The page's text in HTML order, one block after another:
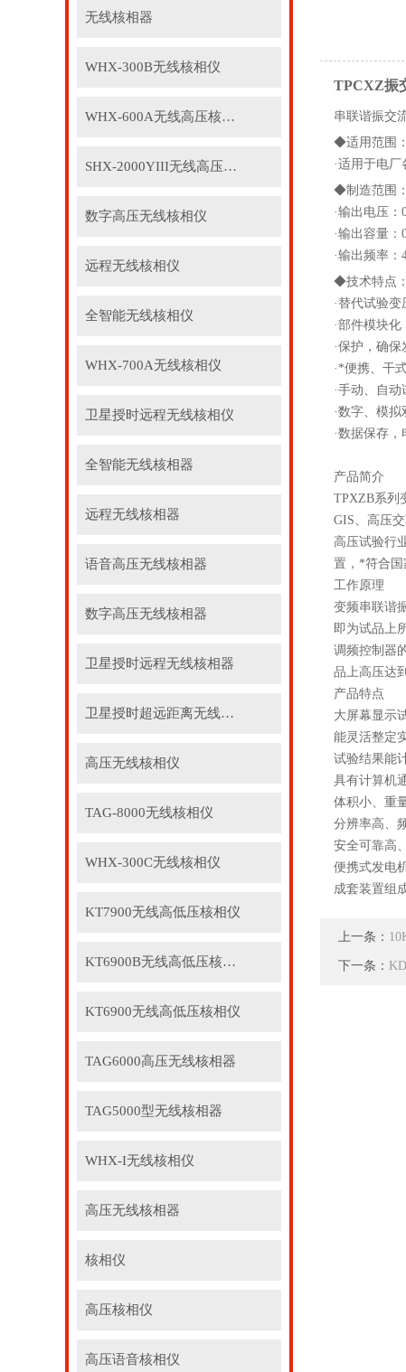
无线核相器
WHX-300B无线核相仪
WHX-600A无线高压核相仪
SHX-2000YIII无线高压核相仪
数字高压无线核相仪
远程无线核相仪
全智能无线核相仪
WHX-700A无线核相仪
卫星授时远程无线核相仪
全智能无线核相器
远程无线核相器
语音高压无线核相器
数字高压无线核相器
卫星授时远程无线核相器
卫星授时超远距离无线核相器
高压无线核相仪
TAG-8000无线核相仪
WHX-300C无线核相仪
KT7900无线高低压核相仪
KT6900B无线高低压核相仪
KT6900无线高低压核相仪
TAG6000高压无线核相器
TAG5000型无线核相器
WHX-I无线核相仪
高压无线核相器
核相仪
高压核相仪
高压语音核相仪
TPCXZ振
串联谐振交
◆适用范围：
·适用于电
◆制造范围：
·输出电压
·输出容量：
·输出频率：
◆技术特点：
·替代试验
·部件模块
·保护，确保
·*便携、干
·手动、自
·数字、模
·数据保存，
产品简介
TPXZB系列
GIS、高压
高压试验行
置，*符合国
工作原理
变频串联谐
即为试品上
调频控制器
品上高压达
产品特点
大屏幕显示
能灵活整定
试验结果能
具有计算机
体积小、重
分辨率高、
安全可靠高
便携式发电
成套装置组
上一条：
下一条：